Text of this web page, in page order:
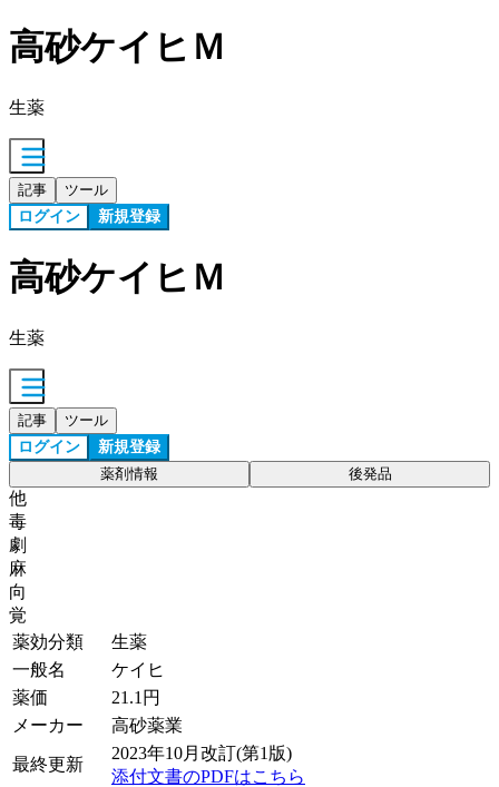
高砂ケイヒＭ
生薬
記事 ツール
ログイン 新規登録
高砂ケイヒＭ
生薬
記事 ツール
ログイン 新規登録
薬剤情報 後発品
他
毒
劇
麻
向
覚
薬効分類
生薬
一般名
ケイヒ
薬価
21.1 円
メーカー
高砂薬業
最終更新
2023年10月改訂(第1版)
添付文書のPDFはこちら